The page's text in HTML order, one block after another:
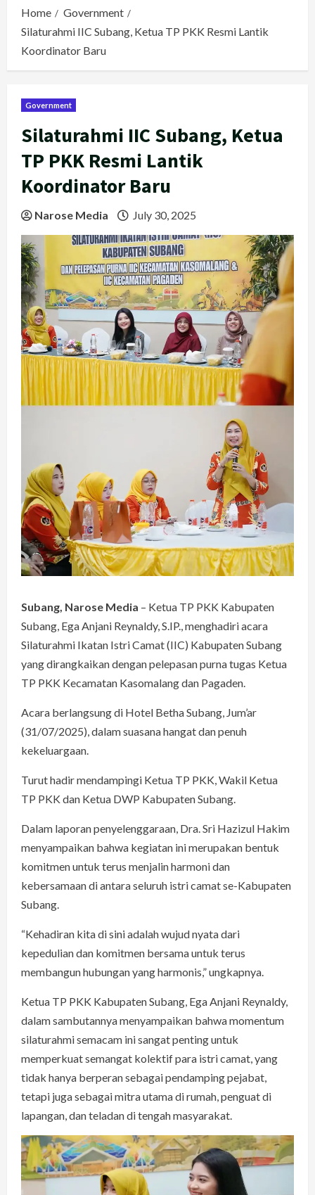
Home
Government
Silaturahmi IIC Subang, Ketua TP PKK Resmi Lantik
Koordinator Baru
Government
Silaturahmi IIC Subang, Ketua
TP PKK Resmi Lantik
Koordinator Baru
Narose Media July 30, 2025
Subang, Narose Media – Ketua TP PKK Kabupaten
Subang, Ega Anjani Reynaldy, S.IP., menghadiri acara
Silaturahmi Ikatan Istri Camat (IIC) Kabupaten Subang
yang dirangkaikan dengan pelepasan purna tugas Ketua
TP PKK Kecamatan Kasomalang dan Pagaden.
Acara berlangsung di Hotel Betha Subang, Jum’ar
(31/07/2025), dalam suasana hangat dan penuh
kekeluargaan.
Turut hadir mendampingi Ketua TP PKK, Wakil Ketua
TP PKK dan Ketua DWP Kabupaten Subang.
Dalam laporan penyelenggaraan, Dra. Sri Hazizul Hakim
menyampaikan bahwa kegiatan ini merupakan bentuk
komitmen untuk terus menjalin harmoni dan
kebersamaan di antara seluruh istri camat se-Kabupaten
Subang.
“Kehadiran kita di sini adalah wujud nyata dari
kepedulian dan komitmen bersama untuk terus
membangun hubungan yang harmonis,” ungkapnya.
Ketua TP PKK Kabupaten Subang, Ega Anjani Reynaldy,
dalam sambutannya menyampaikan bahwa momentum
silaturahmi semacam ini sangat penting untuk
memperkuat semangat kolektif para istri camat, yang
tidak hanya berperan sebagai pendamping pejabat,
tetapi juga sebagai mitra utama di rumah, penguat di
lapangan, dan teladan di tengah masyarakat.